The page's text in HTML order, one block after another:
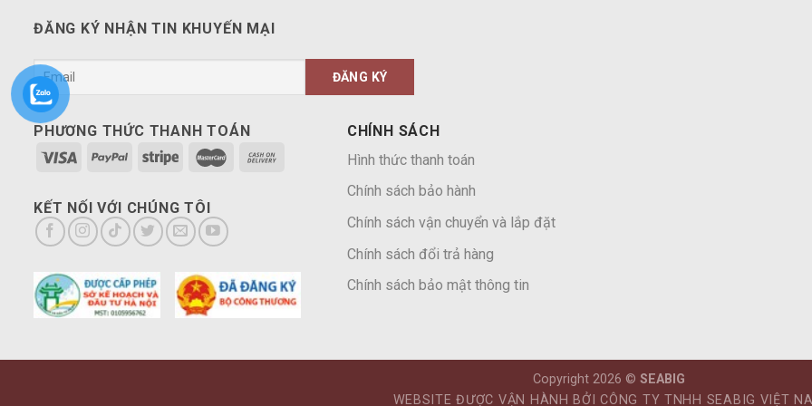
ĐĂNG KÝ NHẬN TIN KHUYẾN MẠI
PHƯƠNG THỨC THANH TOÁN
KẾT NỐI VỚI CHÚNG TÔI
CHÍNH SÁCH
Hình thức thanh toán
Chính sách bảo hành
Chính sách vận chuyển và lắp đặt
Chính sách đổi trả hàng
Chính sách bảo mật thông tin
Copyright 2026 © SEABIG
WEBSITE ĐƯỢC VẬN HÀNH BỞI CÔNG TY TNHH SEABIG VIỆT